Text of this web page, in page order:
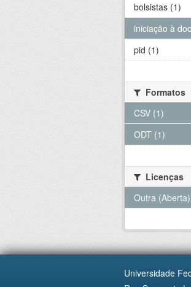
bolsistas (1)
iniciação à
pid (1)
Formatos
CSV (1)
ODT (1)
Licenças
Outra
Universidade